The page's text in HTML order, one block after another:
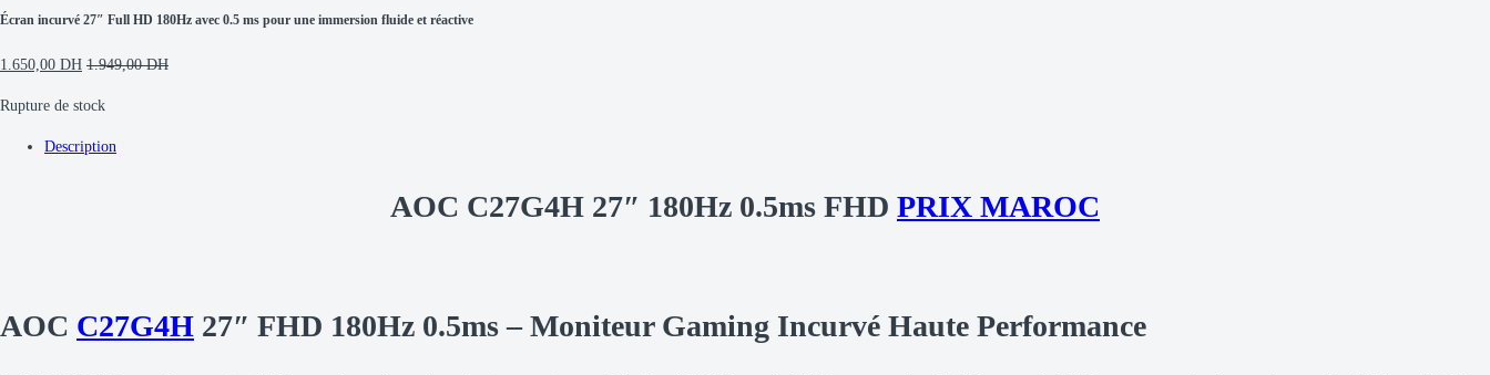
Écran incurvé 27″ Full HD 180Hz avec 0.5 ms pour une immersion fluide et réactive
1.650,00 DH 1.949,00DH
Rupture de stock
Description
AOC C27G4H 27″ 180Hz 0.5ms FHD PRIX MAROC
AOC C27G4H 27″ FHD 180Hz 0.5ms – Moniteur Gaming Incurvé Haute Performance